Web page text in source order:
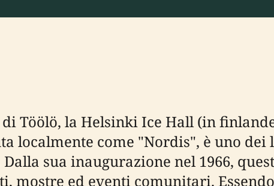
Töölö, la Helsinki Ice Hall (in
localmente come "Nordis", è uno
sua inaugurazione nel 1966,
mostre ed eventi comunitari.